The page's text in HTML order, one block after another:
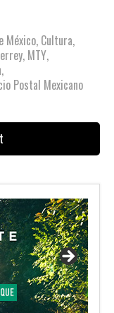
México, Cultura,
, MTY,
,
Postal Mexicano